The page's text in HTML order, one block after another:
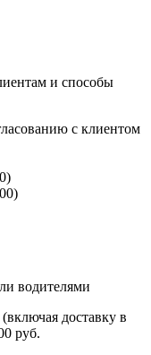
и способы
с клиентом
водителями
доставку в
руб.